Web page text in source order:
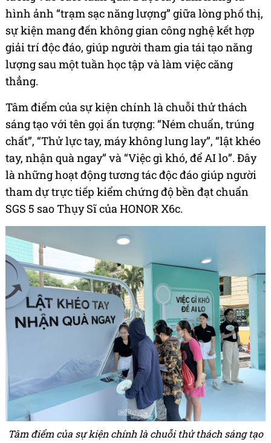
hình ảnh “trạm sạc năng lượng” giữa lòng phố thị,
sự kiện mang đến không gian công nghệ kết hợp
giải trí độc đáo, giúp người tham gia tái tạo năng
lượng sau một tuần học tập và làm việc căng
thẳng.
Tâm điểm của sự kiện chính là chuỗi thử thách
sáng tạo với tên gọi ấn tượng: “Ném chuẩn, trúng
chất”, “Thử lực tay, máy không lung lay”, “lật khéo
tay, nhận quà ngay” và “Việc gì khó, để AI lo”. Đây
là những hoạt động tương tác độc đáo giúp người
tham dự trực tiếp kiểm chứng độ bền đạt chuẩn
SGS 5 sao Thụy Sĩ của HONOR X6c.
Tâm điểm của sự kiện chính là chuỗi thử thách sáng tạo